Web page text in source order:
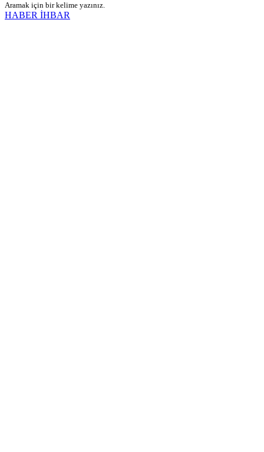
Aramak için bir kelime yazınız.
HABER İHBAR